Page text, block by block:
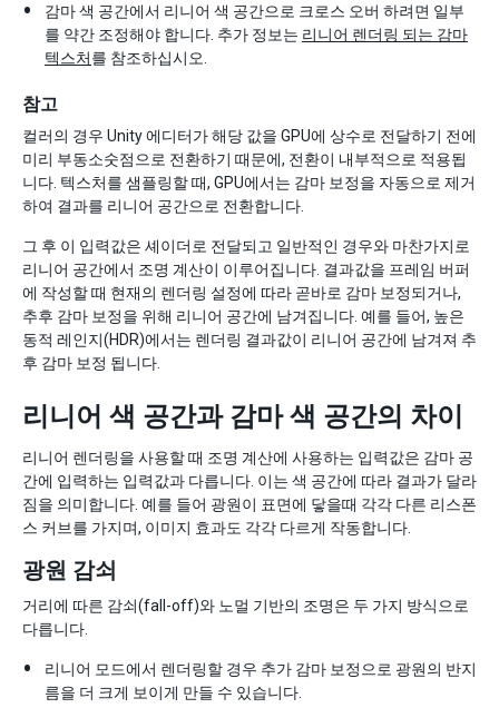
감마 색 공간에서 리니어 색 공간으로 크로스 오버 하려면 일부
를 약간 조정해야 합니다. 추가 정보는 리니어 렌더링 되는 감마
텍스처를 참조하십시오.
참고
컬러의 경우 Unity 에디터가 해당 값을 GPU에 상수로 전달하기 전에
미리 부동소숫점으로 전환하기 때문에, 전환이 내부적으로 적용됩
니다. 텍스처를 샘플링할 때, GPU에서는 감마 보정을 자동으로 제거
하여 결과를 리니어 공간으로 전환합니다.
그 후 이 입력값은 셰이더로 전달되고 일반적인 경우와 마찬가지로
리니어 공간에서 조명 계산이 이루어집니다. 결과값을 프레임 버퍼
에 작성할 때 현재의 렌더링 설정에 따라 곧바로 감마 보정되거나,
추후 감마 보정을 위해 리니어 공간에 남겨집니다. 예를 들어, 높은
동적 레인지(HDR)에서는 렌더링 결과값이 리니어 공간에 남겨져 추
후 감마 보정 됩니다.
리니어 색 공간과 감마 색 공간의 차이
리니어 렌더링을 사용할 때 조명 계산에 사용하는 입력값은 감마 공
간에 입력하는 입력값과 다릅니다. 이는 색 공간에 따라 결과가 달라
짐을 의미합니다. 예를 들어 광원이 표면에 닿을때 각각 다른 리스폰
스 커브를 가지며, 이미지 효과도 각각 다르게 작동합니다.
광원 감쇠
거리에 따른 감쇠(fall-off)와 노멀 기반의 조명은 두 가지 방식으로
다릅니다.
리니어 모드에서 렌더링할 경우 추가 감마 보정으로 광원의 반지
름을 더 크게 보이게 만들 수 있습니다.